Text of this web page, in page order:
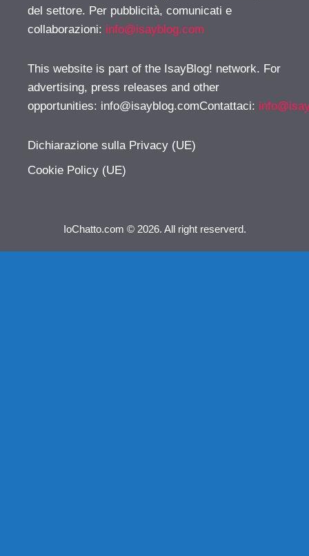
del settore. Per pubblicità, comunicati e
collaborazioni: info@isayblog.com
This website is part of the IsayBlog! network. For
advertising, press releases and other
opportunities: info@isayblog.comContattaci:
Dichiarazione sulla Privacy (UE)
Cookie Policy (UE)
IoChatto.com © 2026. All right reserverd.